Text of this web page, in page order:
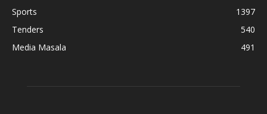
Sports
1397
Tenders
540
Media Masala
491